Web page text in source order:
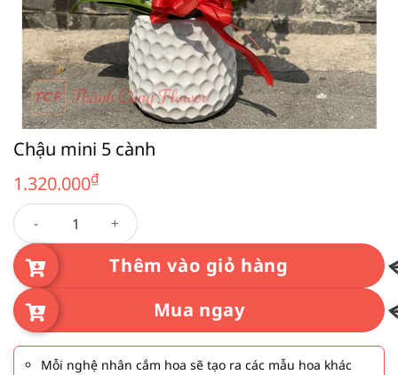
Chậu mini 5 cành
1.320.000₫
Chậu mini 5 cành số lượng
Thêm vào giỏ hàng
Mua ngay
Mỗi nghệ nhân cắm hoa sẽ tạo ra các mẫu hoa khác